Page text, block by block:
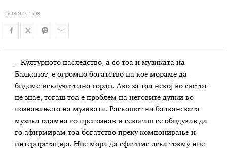
16/03/2019 16:08
– Културното наследство, а со тоа и музиката на
Балканот, е огромно богатство на кое мораме да
бидеме исклучително горди. Ако за тоа некој во светот
не знае, тогаш тоа е проблем на неговите дупки во
познавањето на музиката. Раскошот на балканската
музика одамна го препознав и секогаш се обидував да
го афирмирам тоа богатство преку компонирање и
интерпретација. Ние мора да сфатиме дека токму ние